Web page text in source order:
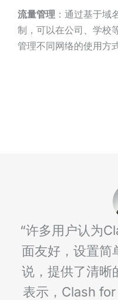
流量管理 ：通过基于域
制，可以在公司、学校
管理不同网络的使用方式
“许多用户认为
面友好，设置简
说，提供了清晰
表示，Clash